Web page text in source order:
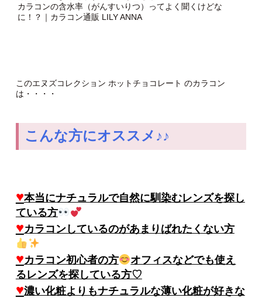
カラコンの含水率（がんすいりつ）ってよく聞くけどな
に！？｜カラコン通販 LILY ANNA
このエヌズコレクション ホットチョコレート のカラコン
は・・・・
こんな方にオススメ♪♪
♥本当にナチュラルで自然に馴染むレンズを探し
ている方
♥カラコンしているのがあまりばれたくない方
♥カラコン初心者の方
オフィスなどでも使え
るレンズを探している方♡
♥濃い化粧よりもナチュラルな薄い化粧が好きな